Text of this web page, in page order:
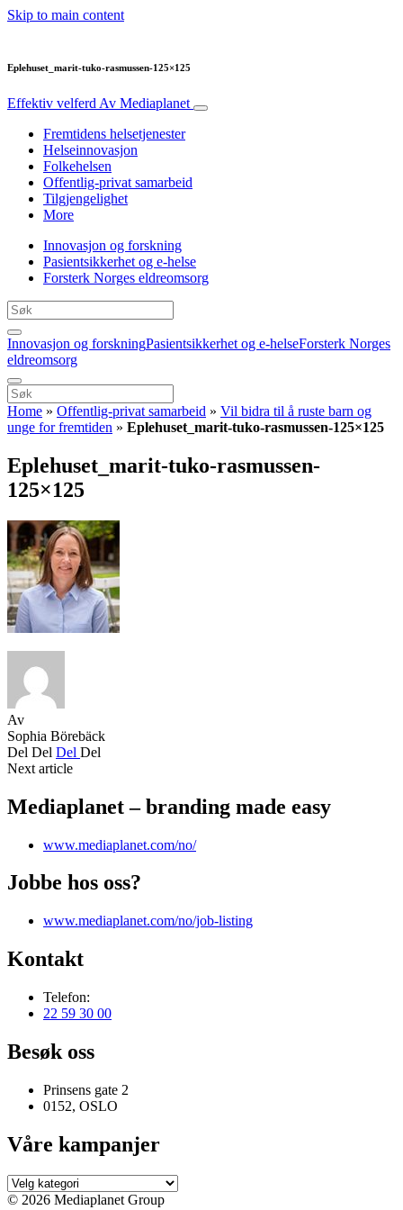
Skip to main content
Eplehuset_marit-tuko-rasmussen-125×125
Effektiv velferd Av Mediaplanet
Fremtidens helsetjenester
Helseinnovasjon
Folkehelsen
Offentlig-privat samarbeid
Tilgjengelighet
More
Innovasjon og forskning
Pasientsikkerhet og e-helse
Forsterk Norges eldreomsorg
Innovasjon og forskningPasientsikkerhet og e-helseForsterk Norges
eldreomsorg
Home » Offentlig-privat samarbeid » Vil bidra til å ruste barn og
unge for fremtiden » Eplehuset_marit-tuko-rasmussen-125×125
Eplehuset_marit-tuko-rasmussen-
125×125
Av
Sophia Börebäck
Del Del Del Del
Next article
Mediaplanet – branding made easy
www.mediaplanet.com/no/
Jobbe hos oss?
www.mediaplanet.com/no/job-listing
Kontakt
Telefon:
22 59 30 00
Besøk oss
Prinsens gate 2
0152, OSLO
Våre kampanjer
Våre
kampanjer
© 2026 Mediaplanet Group